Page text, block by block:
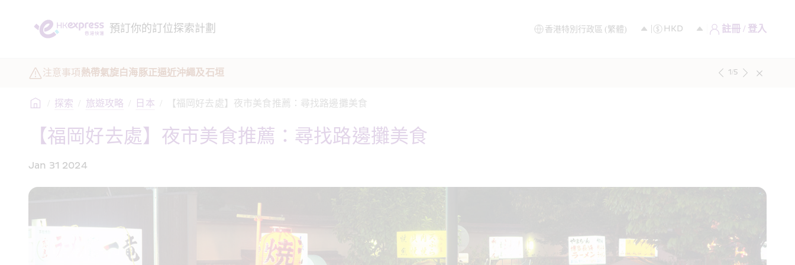
預訂你的訂位探索計劃 註冊 / 登入
注意事項熱帶氣旋白海豚正逼近沖繩及石垣 1/5
/ 探索 / 旅遊攻略 / 日本 / 【福岡好去處】夜市美食推薦：尋找路邊攤美食
【福岡好去處】夜市美食推薦：尋找路邊攤美食
Jan 31 2024